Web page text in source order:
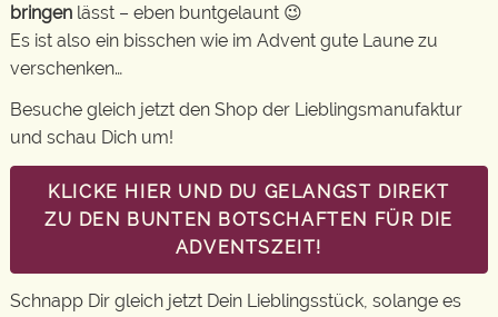
bringen lässt – eben buntgelaunt 😉
Es ist also ein bisschen wie im Advent gute Laune zu
verschenken…
Besuche gleich jetzt den Shop der Lieblingsmanufaktur
und schau Dich um!
KLICKE HIER UND DU GELANGST DIREKT
ZU DEN BUNTEN BOTSCHAFTEN FÜR DIE
ADVENTSZEIT!
Schnapp Dir gleich jetzt Dein Lieblingsstück, solange es